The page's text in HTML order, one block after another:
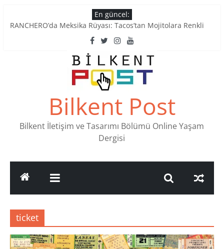
to
En güncel:
RANCHERO’da Meksika Rüyası: Tacos’tan Mojitolara Renkli
Ankara’nın Ruhunu Notalarda Yaşatan 4 Müzik Durağı
Pullardaki tarih: PTT Pul Müzesi
Stamp Collectors Unite: Places to Find Stamps in Ankara
Tatlı Konuşalım: Ankara’nın 4 Köklü Pastanesi
Bilkent Post
Bilkent İletişim ve Tasarımı Bölümü Online Yaşam
Dergisi
ticket